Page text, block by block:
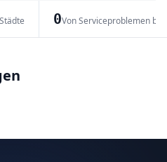
0Von Serviceproblemen